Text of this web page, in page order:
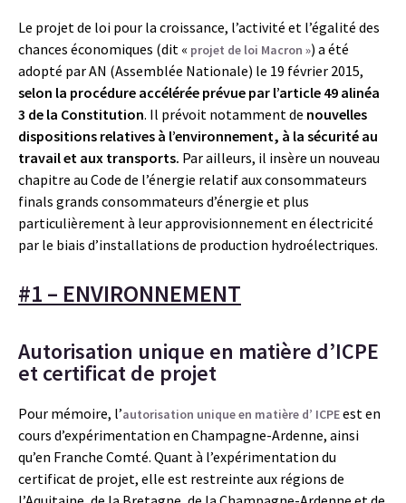
Le projet de loi pour la croissance, l’activité et l’égalité des
chances économiques (dit « projet de loi Macron ») a été
adopté par AN (Assemblée Nationale) le 19 février 2015,
selon la procédure accélérée prévue par l’article 49 alinéa
3 de la Constitution. Il prévoit notamment de nouvelles
dispositions relatives à l’environnement, à la sécurité au
travail et aux transports. Par ailleurs, il insère un nouveau
chapitre au Code de l’énergie relatif aux consommateurs
finals grands consommateurs d’énergie et plus
particulièrement à leur approvisionnement en électricité
par le biais d’installations de production hydroélectriques.
#1 – ENVIRONNEMENT
Autorisation unique en matière d’ICPE
et certificat de projet
Pour mémoire, l’autorisation unique en matière d’ ICPEest en
cours d’expérimentation en Champagne-Ardenne, ainsi
qu’en Franche Comté. Quant à l’expérimentation du
certificat de projet, elle est restreinte aux régions de